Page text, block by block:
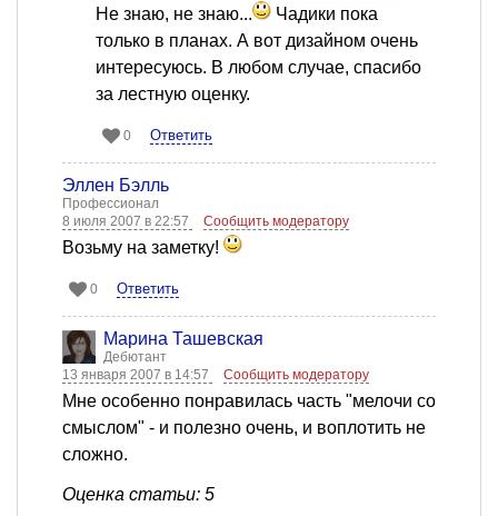
Не знаю, не знаю...
Чадики пока
только в планах. А вот дизайном очень
интересуюсь. В любом случае, спасибо
за лестную оценку.
0 Ответить
Эллен Бэлль
Профессионал
8 июля 2007 в 22:57
Сообщить модератору
Возьму на заметку!
0 Ответить
Марина Ташевская
Дебютант
13 января 2007 в 14:57
Сообщить модератору
Мне особенно понравилась часть "мелочи со
смыслом" - и полезно очень, и воплотить не
сложно.
Оценка статьи: 5